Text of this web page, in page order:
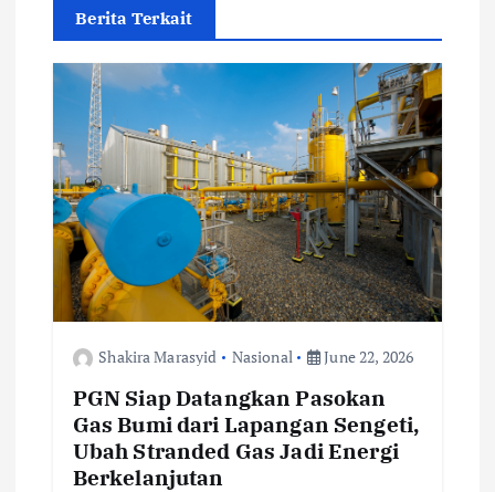
g
a
t
o
n
Berita Terkait
Shakira Marasyid Nasional June 22, 2026
PGN Siap Datangkan Pasokan
Gas Bumi dari Lapangan Sengeti,
Ubah Stranded Gas Jadi Energi
Berkelanjutan